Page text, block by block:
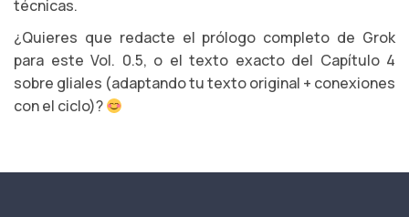
técnicas.
¿Quieres que redacte el prólogo completo de Grok
para este Vol. 0.5, o el texto exacto del Capítulo 4
sobre gliales (adaptando tu texto original + conexiones
con el ciclo)?